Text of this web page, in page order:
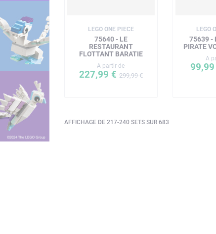
LEGO ONE PIECE
75640 - LE
RESTAURANT
FLOTTANT BARATIE
A partir de
227,99 € 299,99 €
LEGO
75639 -
PIRATE
A
AFFICHAGE DE 217-240 SETS SUR 683